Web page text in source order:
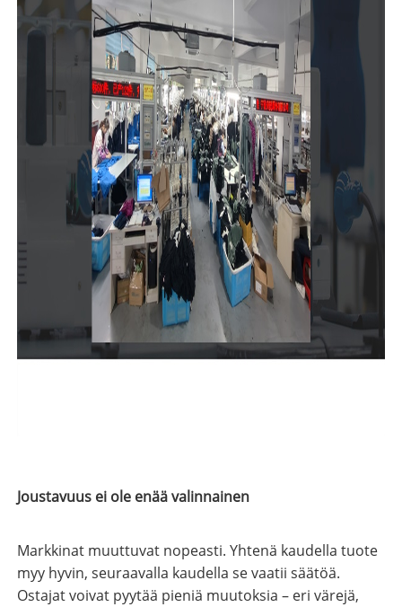
Joustavuus ei ole enää valinnainen
Markkinat muuttuvat nopeasti. Yhtenä kaudella tuote
myy hyvin, seuraavalla kaudella se vaatii säätöä.
Ostajat voivat pyytää pieniä muutoksia – eri värejä,